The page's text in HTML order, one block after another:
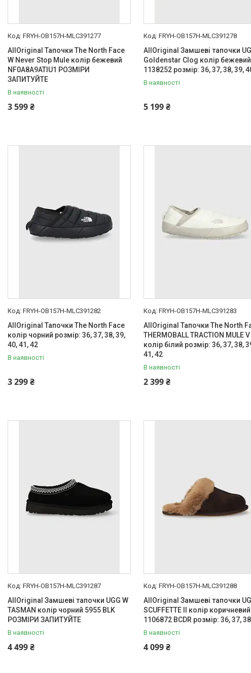
FRYH-OB157H-MLC391277
AllOriginal Тапочки The North Face
W Never Stop Mule колір бежевий
NF0A8A9ATIU1 РОЗМІРИ
ЗАПИТУЙТЕ
В наявності
3 599 ₴
FRYH-OB157H-MLC391278
AllOriginal Замшеві тапочки
Goldenstar Clog колір бежевий
1138252 розмір: 36, 37, 38, 39,
В наявності
5 199 ₴
FRYH-OB157H-MLC391282
AllOriginal Тапочки The North Face
колір чорний розмір: 36, 37, 38, 39,
40, 41, 42
В наявності
3 299 ₴
FRYH-OB157H-MLC391283
AllOriginal Тапочки The North
THERMOBALL TRACTION MULE V
колір білий розмір: 36, 37, 38,
41, 42
В наявності
2 399 ₴
FRYH-OB157H-MLC391287
AllOriginal Замшеві тапочки UGG W
TASMAN колір чорний 5955 BLK
РОЗМІРИ ЗАПИТУЙТЕ
В наявності
4 499 ₴
FRYH-OB157H-MLC391288
AllOriginal Замшеві тапочки
SCUFFETTE II колір коричневий
1106872 BCDR розмір: 36, 37, 38
В наявності
4 099 ₴